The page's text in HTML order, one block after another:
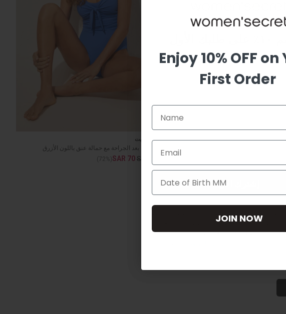
وومن سيكريت
بدلة سباحة بعد الجراحة مع حمالة عنق باللون الأزرق
SAR 249
SAR 70
اشترك الآن
إشترك الان
شرطا لأي عملية شراء. يمكنك إلغاء الاشتراك في أي
رابط إلغاء الاشتراك في إحدى رسائلنا كما يمكنك
Enjoy 10% OFF
First Order
Email
JOIN NOW